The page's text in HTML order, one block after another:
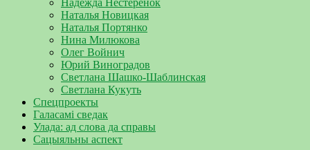
Надежда Нестерёнок
Наталья Новицкая
Наталья Портянко
Нина Милюкова
Олег Войнич
Юрий Виноградов
Светлана Шашко-Шаблинская
Светлана Кукуть
Спецпроекты
Галасамі сведак
Улада: ад слова да справы
Сацыяльны аспект